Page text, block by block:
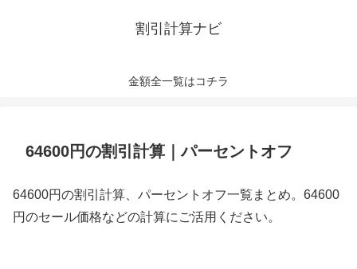
割引計算ナビ
金額全一覧はコチラ
64600円の割引計算｜パーセントオフ
64600円の割引計算、パーセントオフ一覧まとめ。64600
円のセール価格などの計算にご活用ください。